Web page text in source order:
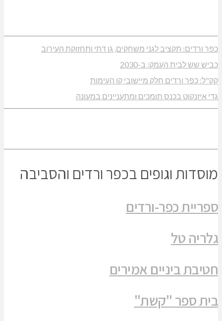
כפר ורדים: תקציב לגני משחקים, גן דתי ותחזוקת העירוב
כביש שש לבית העמק: ב-2030
קק"ל: כפר ורדים חלק מיישובי קו העימות
גדי איזנקוט בכנס תומכים ומתעניינים במעונה
מוסדות וגופים בכפר ורדים והסביבה
ספריית כפר-ורדים
גלריה טל
חטיבת ביניים אמירים
בית ספר "קשת"